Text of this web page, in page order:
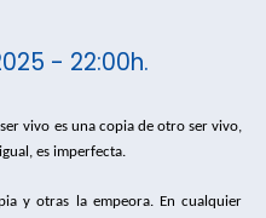
- 22:00h.
vivo es una copia de otro ser vivo,
es imperfecta.
y otras la empeora. En cualquier